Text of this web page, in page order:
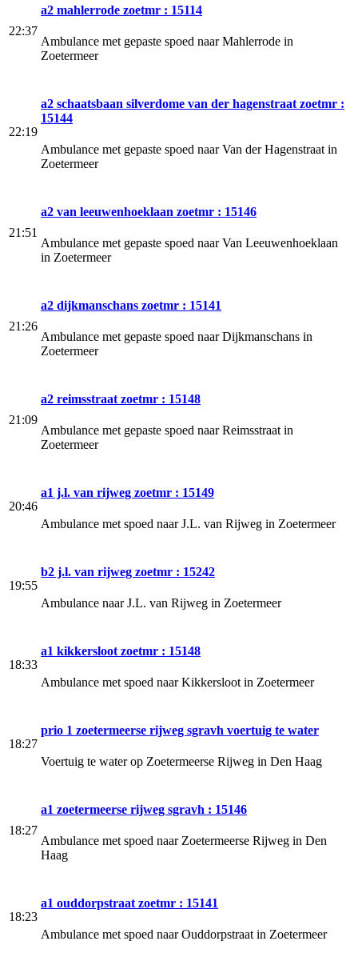
22:37
a2 mahlerrode zoetmr : 15114
Ambulance met gepaste spoed naar Mahlerrode in
Zoetermeer
22:19
a2 schaatsbaan silverdome van der hagenstraat zoetmr :
15144
Ambulance met gepaste spoed naar Van der Hagenstraat in
Zoetermeer
21:51
a2 van leeuwenhoeklaan zoetmr : 15146
Ambulance met gepaste spoed naar Van Leeuwenhoeklaan
in Zoetermeer
21:26
a2 dijkmanschans zoetmr : 15141
Ambulance met gepaste spoed naar Dijkmanschans in
Zoetermeer
21:09
a2 reimsstraat zoetmr : 15148
Ambulance met gepaste spoed naar Reimsstraat in
Zoetermeer
20:46
a1 j.l. van rijweg zoetmr : 15149
Ambulance met spoed naar J.L. van Rijweg in Zoetermeer
19:55
b2 j.l. van rijweg zoetmr : 15242
Ambulance naar J.L. van Rijweg in Zoetermeer
18:33
a1 kikkersloot zoetmr : 15148
Ambulance met spoed naar Kikkersloot in Zoetermeer
18:27
prio 1 zoetermeerse rijweg sgravh voertuig te water
Voertuig te water op Zoetermeerse Rijweg in Den Haag
18:27
a1 zoetermeerse rijweg sgravh : 15146
Ambulance met spoed naar Zoetermeerse Rijweg in Den
Haag
18:23
a1 ouddorpstraat zoetmr : 15141
Ambulance met spoed naar Ouddorpstraat in Zoetermeer